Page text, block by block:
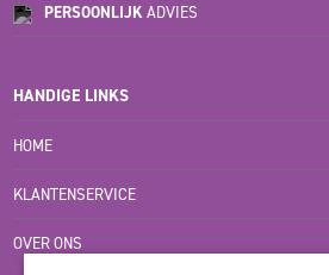
PERSOONLIJKADVIES
HANDIGE LINKS
HOME
KLANTENSERVICE
OVER ONS